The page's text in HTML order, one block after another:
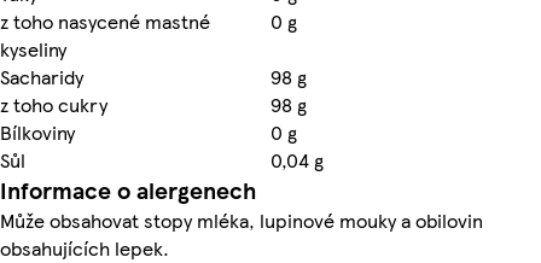
z toho nasycené mastné
kyseliny
0 g
Sacharidy
98 g
z toho cukry
98 g
Bílkoviny
0 g
Sůl
0,04 g
Informace o alergenech
Může obsahovat stopy mléka, lupinové mouky a obilovin
obsahujících lepek.